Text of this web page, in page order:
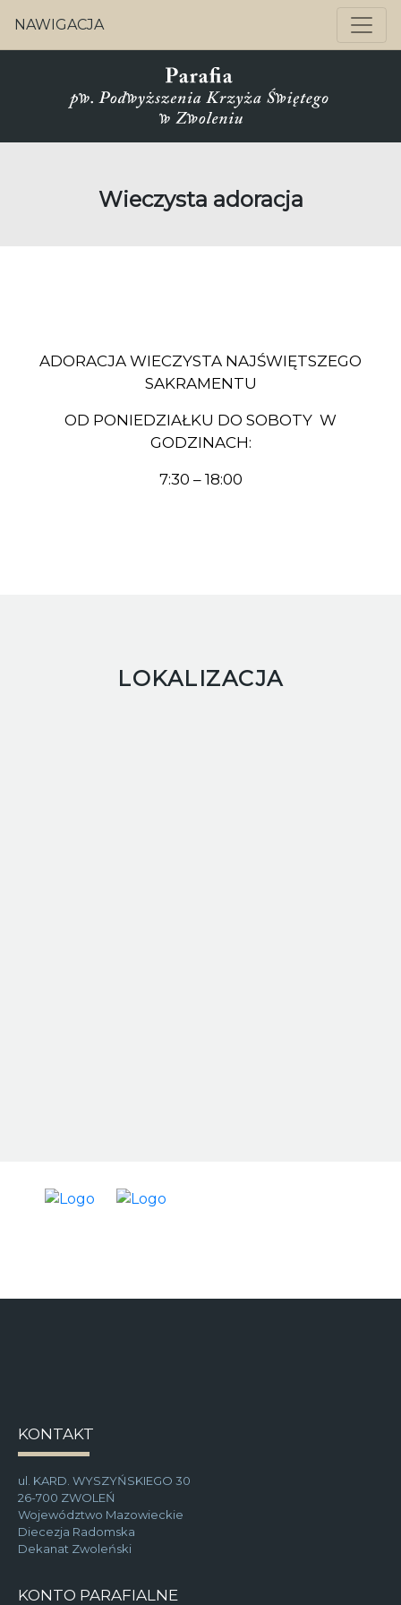
NAWIGACJA
Wieczysta adoracja
ADORACJA WIECZYSTA NAJŚWIĘTSZEGO
SAKRAMENTU
OD PONIEDZIAŁKU DO SOBOTY W
GODZINACH:
7:30 – 18:00
LOKALIZACJA
KONTAKT
ul. KARD. WYSZYŃSKIEGO 30
26-700 ZWOLEŃ
Województwo Mazowieckie
Diecezja Radomska
Dekanat Zwoleński
KONTO PARAFIALNE